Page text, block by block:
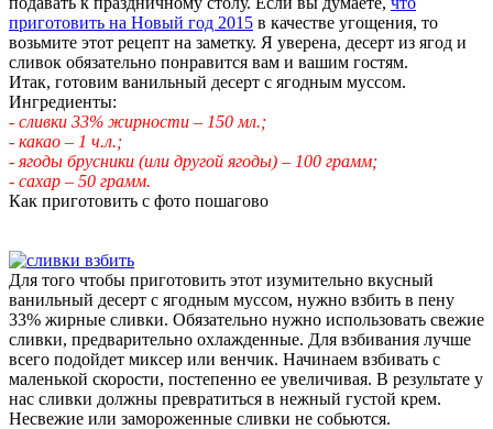
приготовить на Новый год 2015 в качестве угощения, то
возьмите этот рецепт на заметку. Я уверена, десерт из ягод и
сливок обязательно понравится вам и вашим гостям.
Итак, готовим ванильный десерт с ягодным муссом.
Ингредиенты:
- сливки 33% жирности – 150 мл.;
- какао – 1 ч.л.;
- ягоды брусники (или другой ягоды) – 100 грамм;
- сахар – 50 грамм.
Как приготовить с фото пошагово
Для того чтобы приготовить этот изумительно вкусный
ванильный десерт с ягодным муссом, нужно взбить в пену
33% жирные сливки. Обязательно нужно использовать свежие
сливки, предварительно охлажденные. Для взбивания лучше
всего подойдет миксер или венчик. Начинаем взбивать с
маленькой скорости, постепенно ее увеличивая. В результате у
нас сливки должны превратиться в нежный густой крем.
Несвежие или замороженные сливки не собьются.